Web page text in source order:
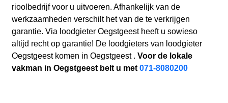
rioolbedrijf voor u uitvoeren. Afhankelijk van de
werkzaamheden verschilt het van de te verkrijgen
garantie. Via loodgieter Oegstgeest heeft u sowieso
altijd recht op garantie! De loodgieters van loodgieter
Oegstgeest komen in Oegstgeest . Voor de lokale
vakman in Oegstgeest belt u met071-8080200